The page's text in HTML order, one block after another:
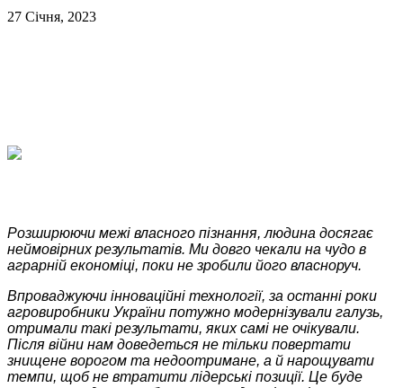
27 Січня, 2023
Розширюючи межі власного пізнання, людина досягає
неймовірних результатів. Ми довго чекали на чудо в
аграрній економіці, поки не зробили його власноруч.
Впроваджуючи інноваційні технології, за останні роки
агровиробники України потужно модернізували галузь,
отримали такі результати, яких самі не очікували.
Після війни нам доведеться не тільки повертати
знищене ворогом та недоотримане, а й нарощувати
темпи, щоб не втратити лідерські позиції. Це буде